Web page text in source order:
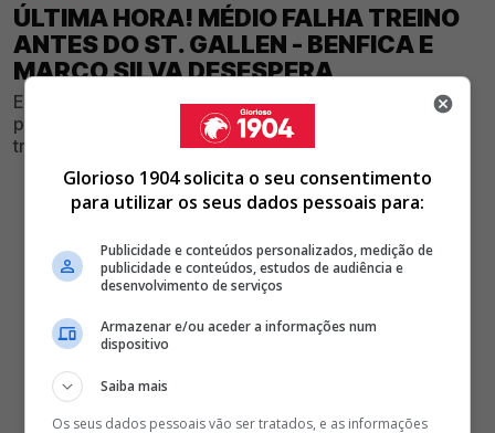
ÚLTIMA HORA! MÉDIO FALHA TREINO
ANTES DO ST. GALLEN - BENFICA E
MARCO SILVA DESESPERA
Encarnados sofreram um contratempo inesperado na
preparação para a estreia europeia, obrigando o
treinador a alterar os planos
Glorioso 1904 solicita o seu consentimento
para utilizar os seus dados pessoais para:
Publicidade e conteúdos personalizados, medição de
publicidade e conteúdos, estudos de audiência e
desenvolvimento de serviços
Armazenar e/ou aceder a informações num
dispositivo
Saiba mais
Os seus dados pessoais vão ser tratados, e as informações